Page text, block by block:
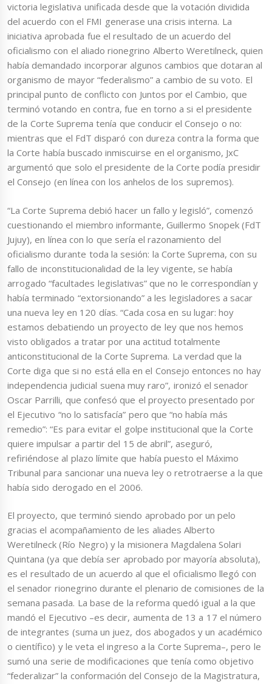
victoria legislativa unificada desde que la votación dividida
del acuerdo con el FMI generase una crisis interna. La
iniciativa aprobada fue el resultado de un acuerdo del
oficialismo con el aliado rionegrino Alberto Weretilneck, quien
había demandado incorporar algunos cambios que dotaran al
organismo de mayor “federalismo” a cambio de su voto. El
principal punto de conflicto con Juntos por el Cambio, que
terminó votando en contra, fue en torno a si el presidente
de la Corte Suprema tenía que conducir el Consejo o no:
mientras que el FdT disparó con dureza contra la forma que
la Corte había buscado inmiscuirse en el organismo, JxC
argumentó que solo el presidente de la Corte podía presidir
el Consejo (en línea con los anhelos de los supremos).
“La Corte Suprema debió hacer un fallo y legisló”, comenzó
cuestionando el miembro informante, Guillermo Snopek (FdT
Jujuy), en línea con lo que sería el razonamiento del
oficialismo durante toda la sesión: la Corte Suprema, con su
fallo de inconstitucionalidad de la ley vigente, se había
arrogado “facultades legislativas” que no le correspondían y
había terminado “extorsionando” a les legisladores a sacar
una nueva ley en 120 días. “Cada cosa en su lugar: hoy
estamos debatiendo un proyecto de ley que nos hemos
visto obligados a tratar por una actitud totalmente
anticonstitucional de la Corte Suprema. La verdad que la
Corte diga que si no está ella en el Consejo entonces no hay
independencia judicial suena muy raro”, ironizó el senador
Oscar Parrilli, que confesó que el proyecto presentado por
el Ejecutivo “no lo satisfacía” pero que “no había más
remedio”: “Es para evitar el golpe institucional que la Corte
quiere impulsar a partir del 15 de abril”, aseguró,
refiriéndose al plazo límite que había puesto el Máximo
Tribunal para sancionar una nueva ley o retrotraerse a la que
había sido derogado en el 2006.
El proyecto, que terminó siendo aprobado por un pelo
gracias el acompañamiento de les aliades Alberto
Weretilneck (Río Negro) y la misionera Magdalena Solari
Quintana (ya que debía ser aprobado por mayoría absoluta),
es el resultado de un acuerdo al que el oficialismo llegó con
el senador rionegrino durante el plenario de comisiones de la
semana pasada. La base de la reforma quedó igual a la que
mandó el Ejecutivo –es decir, aumenta de 13 a 17 el número
de integrantes (suma un juez, dos abogados y un académico
o científico) y le veta el ingreso a la Corte Suprema–, pero le
sumó una serie de modificaciones que tenía como objetivo
“federalizar” la conformación del Consejo de la Magistratura,